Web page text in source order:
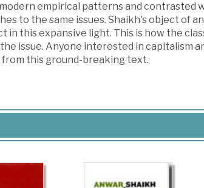
empirical patterns and contrasted
to the same issues. Shaikh's object of
in this expansive light. This is how the
issue. Anyone interested in capitalism
this ground-breaking text.